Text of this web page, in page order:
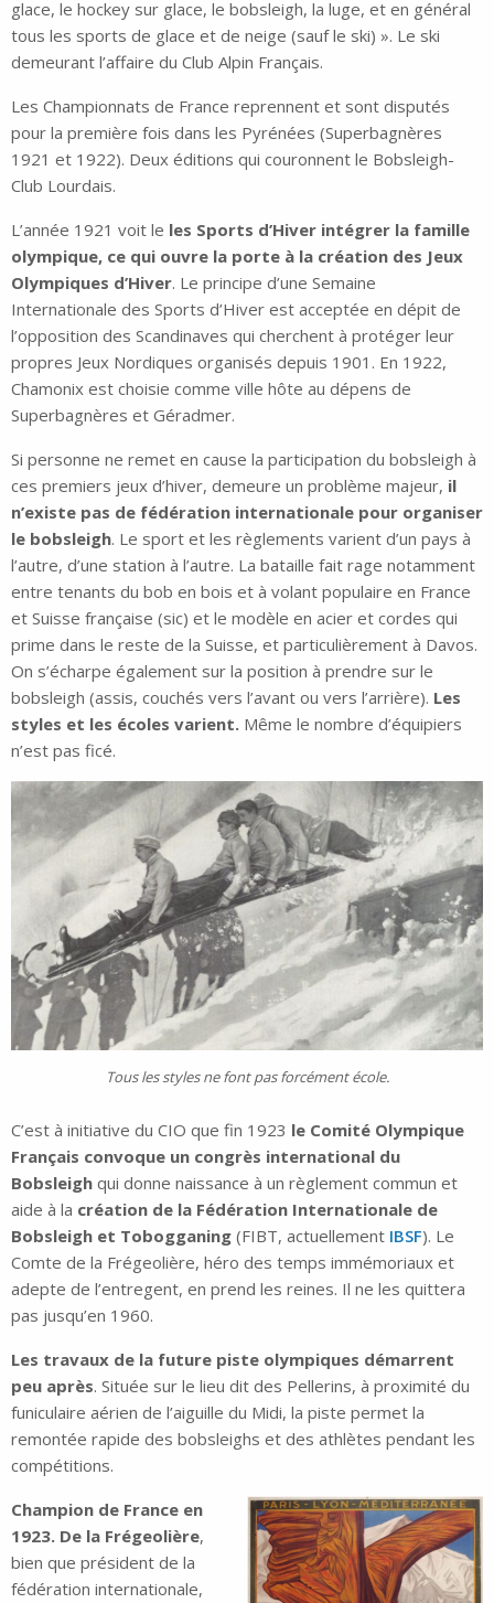
glace, le hockey sur glace, le bobsleigh, la luge, et en général
tous les sports de glace et de neige (sauf le ski) ». Le ski
demeurant l’affaire du Club Alpin Français.
Les Championnats de France reprennent et sont disputés
pour la première fois dans les Pyrénées (Superbagnères
1921 et 1922). Deux éditions qui couronnent le Bobsleigh-
Club Lourdais.
L’année 1921 voit le les Sports d’Hiver intégrer la famille
olympique, ce qui ouvre la porte à la création des Jeux
Olympiques d’Hiver. Le principe d’une Semaine
Internationale des Sports d’Hiver est acceptée en dépit de
l’opposition des Scandinaves qui cherchent à protéger leur
propres Jeux Nordiques organisés depuis 1901. En 1922,
Chamonix est choisie comme ville hôte au dépens de
Superbagnères et Géradmer.
Si personne ne remet en cause la participation du bobsleigh à
ces premiers jeux d’hiver, demeure un problème majeur, il
n’existe pas de fédération internationale pour organiser
le bobsleigh. Le sport et les règlements varient d’un pays à
l’autre, d’une station à l’autre. La bataille fait rage notamment
entre tenants du bob en bois et à volant populaire en France
et Suisse française (sic) et le modèle en acier et cordes qui
prime dans le reste de la Suisse, et particulièrement à Davos.
On s’écharpe également sur la position à prendre sur le
bobsleigh (assis, couchés vers l’avant ou vers l’arrière). Les
styles et les écoles varient. Même le nombre d’équipiers
n’est pas ficé.
Tous les styles ne font pas forcément école.
C’est à initiative du CIO que fin 1923 le Comité Olympique
Français convoque un congrès international du
Bobsleigh qui donne naissance à un règlement commun et
aide à la création de la Fédération Internationale de
Bobsleigh et Tobogganing (FIBT, actuellement IBSF). Le
Comte de la Frégeolière, héro des temps immémoriaux et
adepte de l’entregent, en prend les reines. Il ne les quittera
pas jusqu’en 1960.
Les travaux de la future piste olympiques démarrent
peu après. Située sur le lieu dit des Pellerins, à proximité du
funiculaire aérien de l’aiguille du Midi, la piste permet la
remontée rapide des bobsleighs et des athlètes pendant les
compétitions.
Champion de France en
1923. De la Frégeolière,
bien que président de la
fédération internationale,